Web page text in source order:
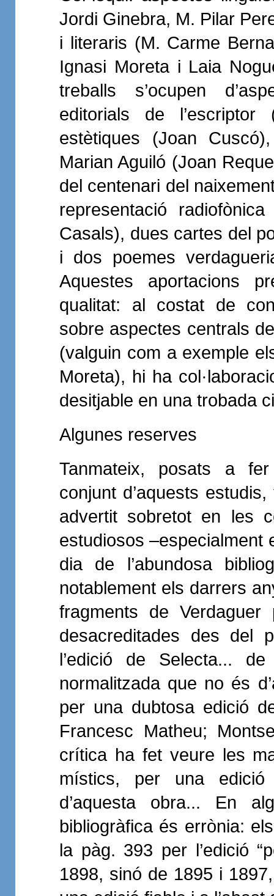
Jordi Ginebra, M. Pilar
i literaris (M. Carme
Ignasi Moreta i Laia
treballs s’ocupen
editorials de
estètiques (Joan
Marian Aguiló (Joan
del centenari del
representació
Casals), dues cartes del
i dos poemes
Aquestes aportacions
qualitat: al costat de
sobre aspectes centrals
(valguin com a exemple
Moreta), hi ha
desitjable en una trobada
Algunes reserves
Tanmateix, posats a
conjunt d’aquests
advertit sobretot en les
estudiosos –especialment
dia de l’abundosa
notablement els darrers
fragments de
desacreditades des del
l’edició de Selecta...
normalitzada que no és
per una dubtosa edició
Francesc Matheu;
crítica ha fet veure les
místics, per una edició
d’aquesta obra... En
bibliogràfica és errònia:
la pàg. 393 per l’edició
1898, sinó de 1895 i